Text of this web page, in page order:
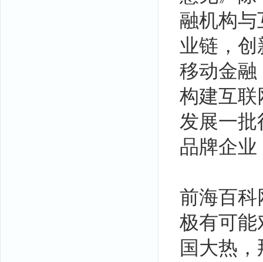
融机构
业链，
移动金融
构建互联
发展一
品牌企
前海百科
极有可能
国大热